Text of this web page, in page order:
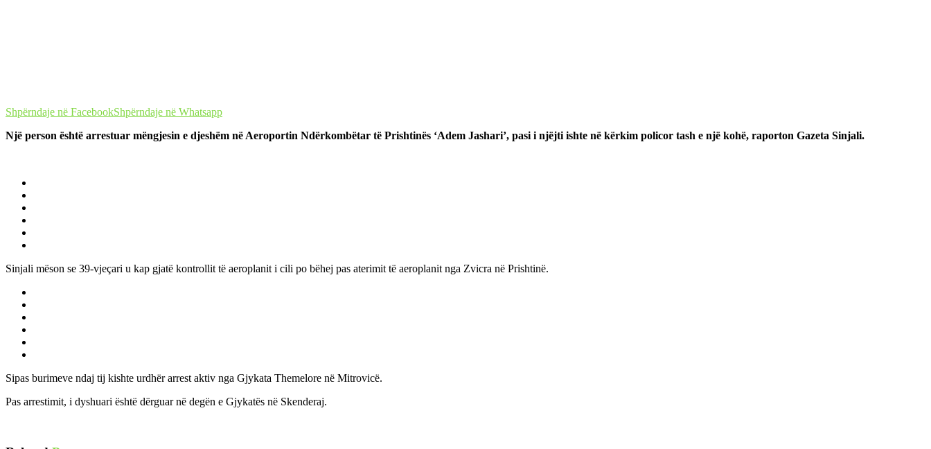
Shpërndaje në FacebookShpërndaje në Whatsapp
Një person është arrestuar mëngjesin e djeshëm në Aeroportin Ndërkombëtar të Prishtinës ‘Adem Jashari’, pasi i njëjti ishte në kërkim policor tash e një kohë, raporton Gazeta Sinjali.
Sinjali mëson se 39-vjeçari u kap gjatë kontrollit të aeroplanit i cili po bëhej pas aterimit të aeroplanit nga Zvicra në Prishtinë.
Sipas burimeve ndaj tij kishte urdhër arrest aktiv nga Gjykata Themelore në Mitrovicë.
Pas arrestimit, i dyshuari është dërguar në degën e Gjykatës në Skenderaj.